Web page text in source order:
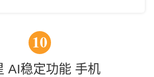
10
AI稳定功能 手机